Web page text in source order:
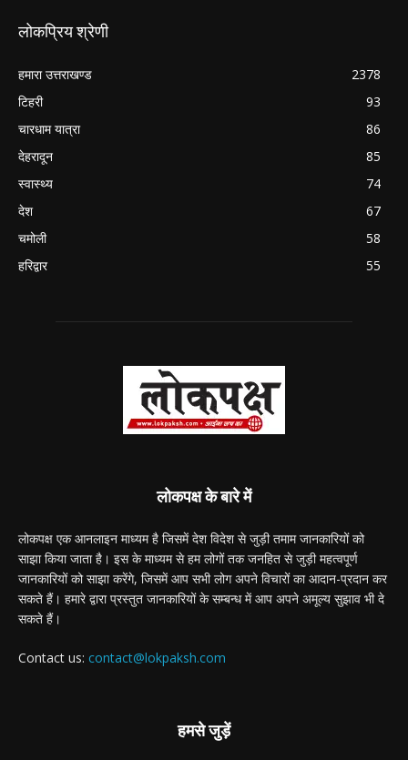
लोकप्रिय श्रेणी
हमारा उत्तराखण्ड
2378
टिहरी
93
चारधाम यात्रा
86
देहरादून
85
स्वास्थ्य
74
देश
67
चमोली
58
हरिद्वार
55
लोकपक्ष के बारे में
लोकपक्ष एक आनलाइन माध्यम है जिसमें देश विदेश से जुड़ी तमाम जानकारियों को
साझा किया जाता है। इस के माध्यम से हम लोगों तक जनहित से जुड़ी महत्वपूर्ण
जानकारियों को साझा करेंगे, जिसमें आप सभी लोग अपने विचारों का आदान-प्रदान कर
सकते हैं। हमारे द्वारा प्रस्तुत जानकारियों के सम्बन्ध में आप अपने अमूल्य सुझाव भी दे
सकते हैं।
Contact us: contact@lokpaksh.com
हमसे जुड़ें